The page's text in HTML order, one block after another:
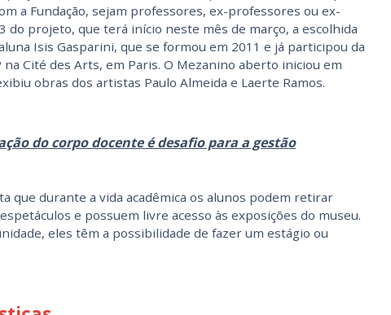
a Fundação, sejam professores, ex-professores ou ex-
do projeto, que terá início neste mês de março, a escolhida
Isis Gasparini, que se formou em 2011 e já participou da
na Cité des Arts, em Paris. O Mezanino aberto iniciou em
obras dos artistas Paulo Almeida e Laerte Ramos.
do corpo docente é desafio para a gestão
que durante a vida acadêmica os alunos podem retirar
e possuem livre acesso às exposições do museu.
eles têm a possibilidade de fazer um estágio ou